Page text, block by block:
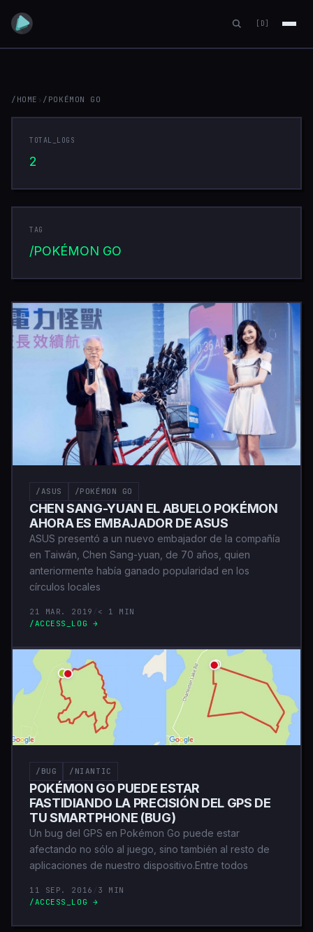
[D]
/HOME › /POKÉMON GO
GOTOTAL_LOGS
2
TAG
/POKÉMON GO
/ASUS /POKÉMON GO
CHEN SANG-YUAN EL ABUELO POKÉMON
AHORA ES EMBAJADOR DE ASUS
ASUS presentó a un nuevo embajador de la compañía
en Taiwán, Chen Sang-yuan, de 70 años, quien
anteriormente había ganado popularidad en los
círculos locales
21 MAR. 2019
< 1 MIN
/ACCESS_LOG →
/BUG /NIANTIC
POKÉMON GO PUEDE ESTAR
FASTIDIANDO LA PRECISIÓN DEL GPS DE
TU SMARTPHONE (BUG)
Un bug del GPS en Pokémon Go puede estar
afectando no sólo al juego, sino también al resto de
aplicaciones de nuestro dispositivo.Entre todos
11 SEP. 2016
3 MIN
/ACCESS_LOG →